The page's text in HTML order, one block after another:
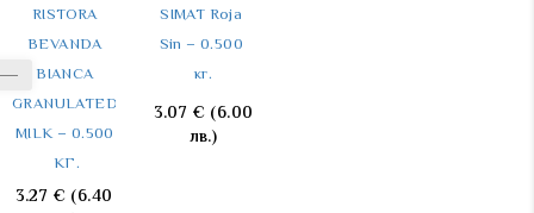
RISTORA
BEVANDA
BIANCA
GRANULATED
MILK – 0.500
КГ.
3.27 € (6.40
SIMAT Roja
Sin – 0.500
кг.
3.07 € (6.00
лв.)